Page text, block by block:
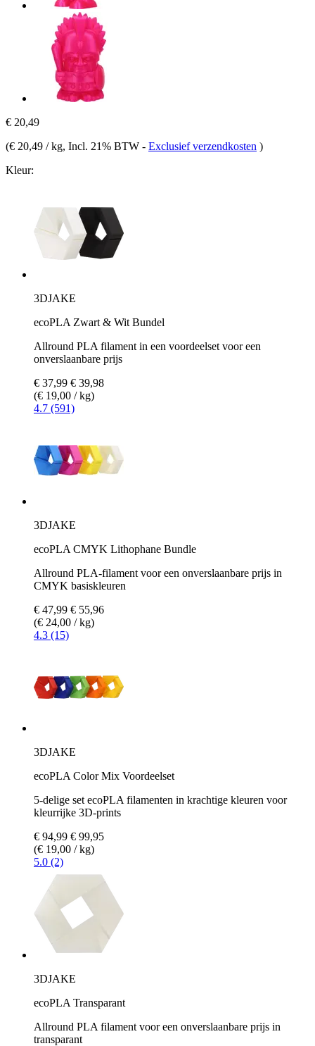
€ 20,49
(€ 20,49 / kg, Incl. 21% BTW - Exclusief verzendkosten )
Kleur:
3DJAKE
ecoPLA Zwart & Wit Bundel
Allround PLA filament in een voordeelset voor een
onverslaanbare prijs
€ 37,99 € 39,98
(€ 19,00 / kg)
4.7 (591)
3DJAKE
ecoPLA CMYK Lithophane Bundle
Allround PLA-filament voor een onverslaanbare prijs in
CMYK basiskleuren
€ 47,99 € 55,96
(€ 24,00 / kg)
4.3 (15)
3DJAKE
ecoPLA Color Mix Voordeelset
5-delige set ecoPLA filamenten in krachtige kleuren voor
kleurrijke 3D-prints
€ 94,99 € 99,95
(€ 19,00 / kg)
5.0 (2)
3DJAKE
ecoPLA Transparant
Allround PLA filament voor een onverslaanbare prijs in
transparant